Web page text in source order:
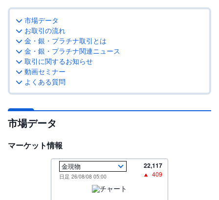
品
先
物
金
・
銀
・
プ
ラ
チ
外
M
NE
W
市場データ
お取引の流れ
金・銀・プラチナ取引とは
金・銀・プラチナ関連ニュース
取引に関するお知らせ
動画セミナー
よくある質問
市場データ
マーケット情報
日足 26/08/08 05:00
22,117
409